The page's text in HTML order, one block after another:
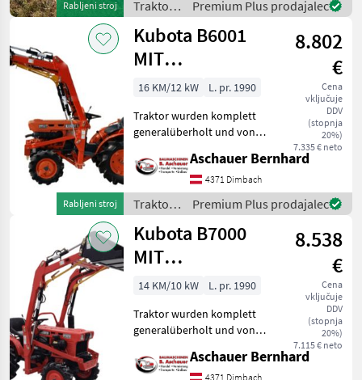
Rabljeni stroj
Antrieb:: Allra
Traktor /
Kubota
Premium Plus prodajalec
Rabljeni stroj
Kubota B6001
MIT
FRONTLADER
8.802
€
Cena
vključuje
DDV
(stopnja
20%)
7.335 € neto
16 KM/12 kW
L. pr. 1990
Traktor wurden komplett
generalüberholt und von
Technische Daten: Anzahl
Zylinder:: 3 Motor:: D650
Wassergekühlter Kubota
Diesel Moto
Aschauer Bernhard
4371 Dimbach
Traktor /
Kubota
Premium Plus prodajalec
Kubota B7000
MIT
FRONTLADER
8.538
€
Cena
vključuje
DDV
(stopnja
20%)
7.115 € neto
14 KM/10 kW
L. pr. 1990
Traktor wurden komplett
generalüberholt und von
Technische Daten: Antrieb::Aschauer Bernhard
4371 Dimbach